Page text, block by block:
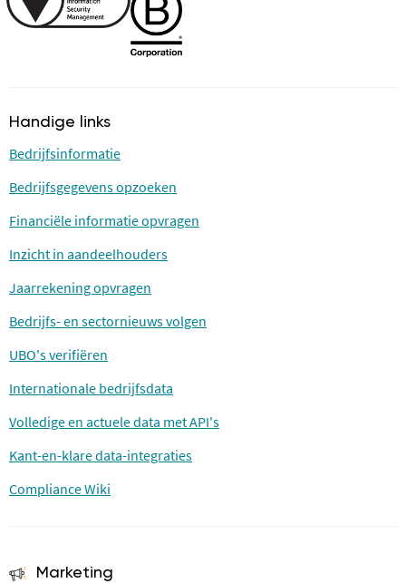
Handige links
Bedrijfsinformatie
Bedrijfsgegevens opzoeken
Financiële informatie opvragen
Inzicht in aandeelhouders
Jaarrekening opvragen
Bedrijfs- en sectornieuws volgen
UBO's verifiëren
Internationale bedrijfsdata
Volledige en actuele data met API's
Kant-en-klare data-integraties
Compliance Wiki
Marketing